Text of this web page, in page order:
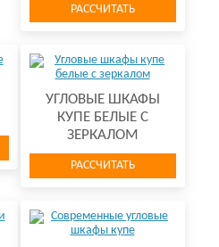
РАССЧИТАТЬ
УГЛОВЫЕ ШКАФЫ
КУПЕ БЕЛЫЕ С
ЗЕРКАЛОМ
РАССЧИТАТЬ